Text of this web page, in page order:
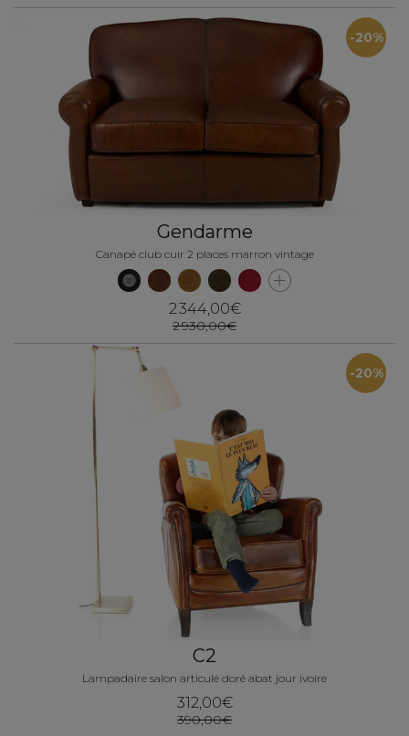
-20%
Gendarme
Canapé club cuir 2 places marron vintage
2 344,00€
2 930,00€
-20%
C2
Lampadaire salon articulé doré abat jour ivoire
312,00€
390,00€